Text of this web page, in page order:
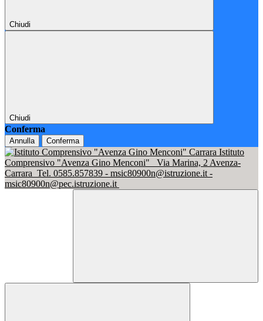
Chiudi
Chiudi
Conferma
Annulla Conferma
Istituto
Comprensivo "Avenza Gino Menconi"
Via Marina, 2 Avenza-
Carrara Tel. 0585.857839 - msic80900n@istruzione.it -
msic80900n@pec.istruzione.it